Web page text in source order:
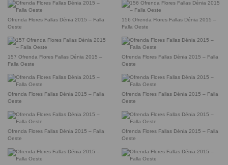
Ofrenda Flores Fallas Dénia 2015 – Falla
Oeste
156 Ofrenda Flores Fallas Dénia 2015 –
Falla Oeste
157 Ofrenda Flores Fallas Dénia 2015 –
Falla Oeste
Ofrenda Flores Fallas Dénia 2015 – Falla
Oeste
Ofrenda Flores Fallas Dénia 2015 – Falla
Oeste
Ofrenda Flores Fallas Dénia 2015 – Falla
Oeste
Ofrenda Flores Fallas Dénia 2015 – Falla
Oeste
Ofrenda Flores Fallas Dénia 2015 – Falla
Oeste